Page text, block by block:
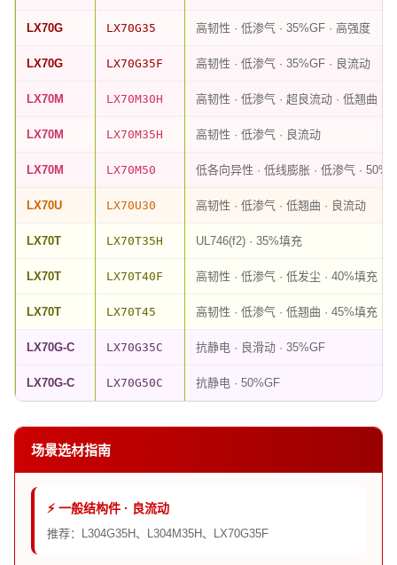
LX70G LX70G35 高韧性 · 低渗气 · 35%GF · 高强度
LX70G LX70G35F 高韧性 · 低渗气 · 35%GF · 良流动
LX70M LX70M30H 高韧性 · 低渗气 · 超良流动 · 低翘曲
LX70M LX70M35H 高韧性 · 低渗气 · 良流动
LX70M LX70M50 低各向异性 · 低线膨胀 · 低渗气 · 50%
LX70U LX70U30 高韧性 · 低渗气 · 低翘曲 · 良流动
LX70T LX70T35H UL746(f2) · 35%填充
LX70T LX70T40F 高韧性 · 低渗气 · 低发尘 · 40%填充
LX70T LX70T45 高韧性 · 低渗气 · 低翘曲 · 45%填充
LX70G-C LX70G35C 抗静电 · 良滑动 · 35%GF
LX70G-C LX70G50C 抗静电 · 50%GF
场景选材指南
⚡ 一般结构件 · 良流动
推荐：L304G35H、L304M35H、LX70G35F